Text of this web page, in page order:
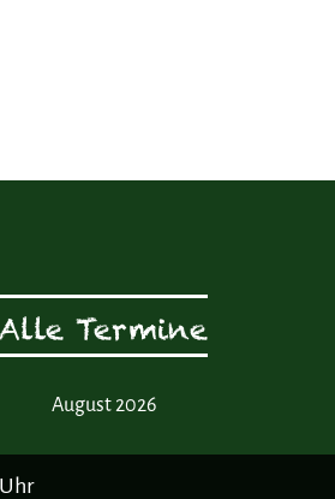
Alle Termine
August 2026